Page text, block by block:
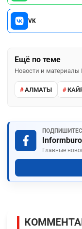
VK
Ещё по теме
Новости и
АЛМАТЫ
Главные